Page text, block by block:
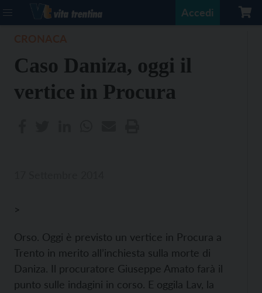
Accedi
Caso Daniza, oggi il
vertice in Procura
>
Orso. Oggi è previsto un vertice in Procura a
Trento in merito all’inchiesta sulla morte di
Daniza. Il procuratore Giuseppe Amato farà il
punto sulle indagini in corso. E oggila Lav, la